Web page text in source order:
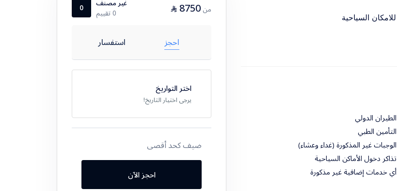
الطيران الدولي
التأمين الطبي
الوجبات غير المذكورة (غداء وعشاء)
تذاكر دخول الأماكن السياحية
أي خدمات إضافية غير مذكورة
من 8750
⃁
غير مصنف
0 تقييم
0
احجز استفسار
اختر التواريخ
يرجى اختيار التاريخ!
ضيف كحد أقصى
احجز الآن